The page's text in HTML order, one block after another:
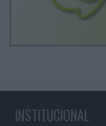
INSTITUCIONAL